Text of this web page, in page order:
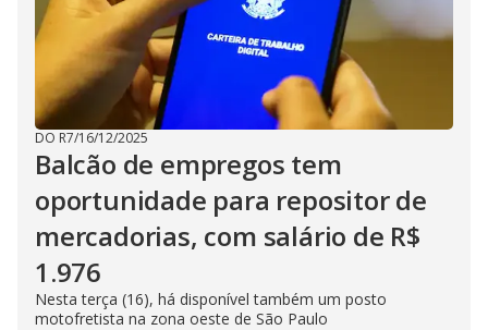
DO R7/16/12/2025
Balcão de empregos tem
oportunidade para repositor de
mercadorias, com salário de R$
1.976
Nesta terça (16), há disponível também um posto
motofretista na zona oeste de São Paulo